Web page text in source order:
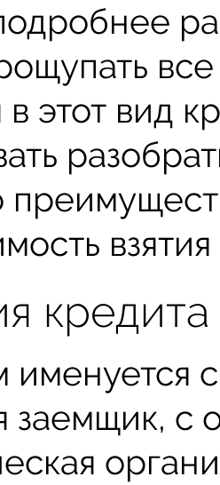
этот вид
именуется
заемщик, с